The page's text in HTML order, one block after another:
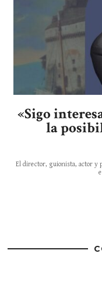
«Sigo
la
El director, guionista, actor y